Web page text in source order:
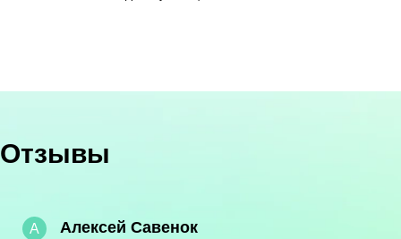
Отзывы
А Алексей Савенок